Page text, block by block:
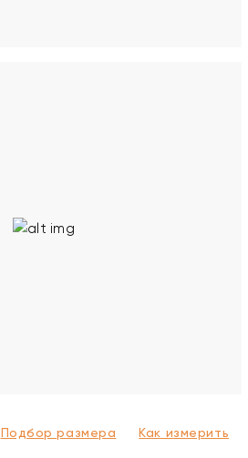
Подбор размера Как измерить